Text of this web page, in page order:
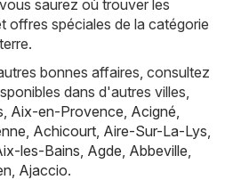
saurez où trouver les
offres spéciales de la catégorie
bonnes affaires, consultez
dans d'autres villes,
Aix-en-Provence Acigné
Achicourt Aire-Sur-La-Lys
les-Bains Agde Abbeville
Ajaccio.